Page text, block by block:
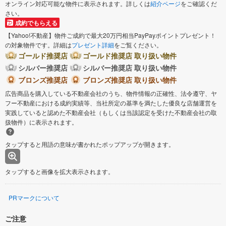
オンライン対応可能な物件に表示されます。詳しくは紹介ページをご確認くだ
さい。
成約でもらえる
【Yahoo!不動産】物件ご成約で最大20万円相当PayPayポイントプレゼント！
の対象物件です。詳細はプレゼント詳細をご覧ください。
ゴールド推奨店
ゴールド推奨店 取り扱い物件
シルバー推奨店
シルバー推奨店 取り扱い物件
ブロンズ推奨店
ブロンズ推奨店 取り扱い物件
広告商品を購入している不動産会社のうち、物件情報の正確性、法令遵守、ヤ
フー不動産における成約実績等、当社所定の基準を満たした優良な店舗運営を
実践していると認めた不動産会社（もしくは当該認定を受けた不動産会社の取
扱物件）に表示されます。
タップすると用語の意味が書かれたポップアップが開きます。
タップすると画像を拡大表示されます。
PRマークについて
ご注意